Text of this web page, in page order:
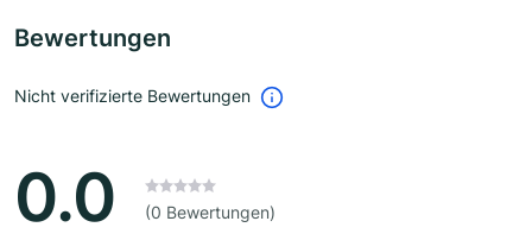
Bewertungen
Nicht verifizierte Bewertungen
0.0 (0 Bewertungen)